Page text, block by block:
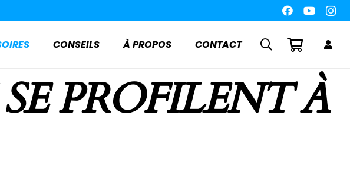
CONSEILS À PROPOS CONTACT
PROFILENT À